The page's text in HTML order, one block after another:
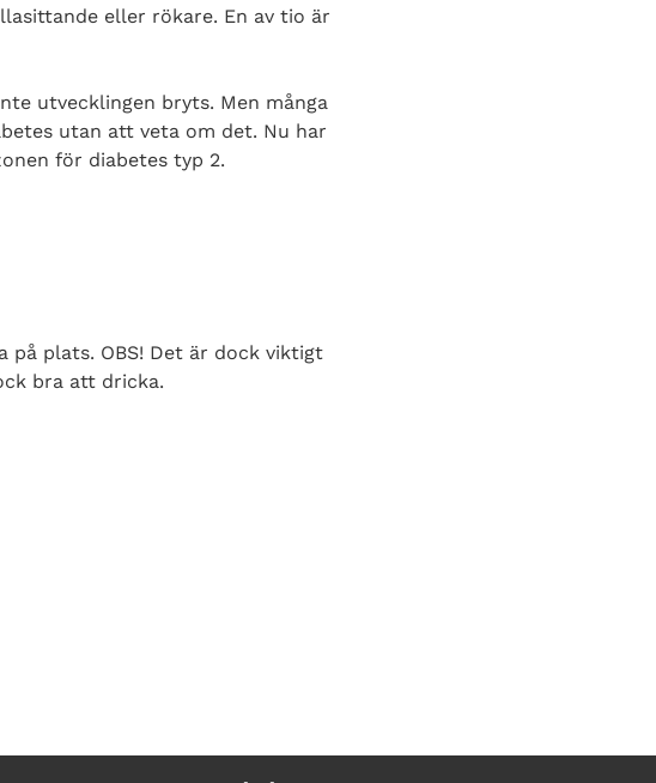
eller rökare. En av tio är
utvecklingen bryts. Men många
utan att veta om det. Nu har
för diabetes typ 2.
plats. OBS! Det är dock viktigt
bra att dricka.